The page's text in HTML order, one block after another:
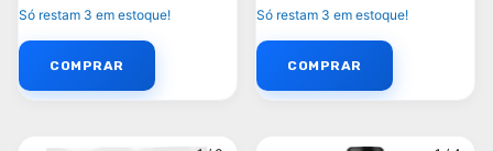
Só restam 3 em estoque!
Só restam 3 em estoque!